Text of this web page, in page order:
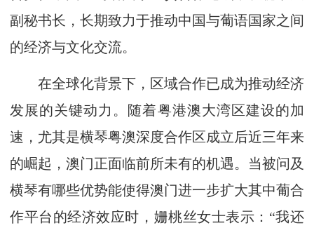
副秘书长，长期致力于推动中国与葡语国家之间
的经济与文化交流。
在全球化背景下，区域合作已成为推动经济
发展的关键动力。随着粤港澳大湾区建设的加
速，尤其是横琴粤澳深度合作区成立后近三年来
的崛起，澳门正面临前所未有的机遇。当被问及
横琴有哪些优势能使得澳门进一步扩大其中葡合
作平台的经济效应时，姗桃丝女士表示：“我还